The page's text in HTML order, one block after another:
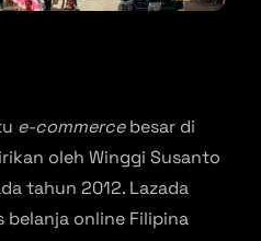
e-commercebesar di
oleh Winggi Susanto
tahun 2012. Lazada
belanja online Filipina